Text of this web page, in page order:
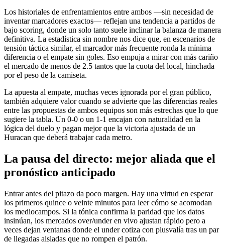
Los historiales de enfrentamientos entre ambos —sin necesidad de
inventar marcadores exactos— reflejan una tendencia a partidos de
bajo scoring, donde un solo tanto suele inclinar la balanza de manera
definitiva. La estadística sin nombre nos dice que, en escenarios de
tensión táctica similar, el marcador más frecuente ronda la mínima
diferencia o el empate sin goles. Eso empuja a mirar con más cariño
el mercado de menos de 2.5 tantos que la cuota del local, hinchada
por el peso de la camiseta.
La apuesta al empate, muchas veces ignorada por el gran público,
también adquiere valor cuando se advierte que las diferencias reales
entre las propuestas de ambos equipos son más estrechas que lo que
sugiere la tabla. Un 0-0 o un 1-1 encajan con naturalidad en la
lógica del duelo y pagan mejor que la victoria ajustada de un
Huracan que deberá trabajar cada metro.
La pausa del directo: mejor aliada que el
pronóstico anticipado
Entrar antes del pitazo da poco margen. Hay una virtud en esperar
los primeros quince o veinte minutos para leer cómo se acomodan
los mediocampos. Si la tónica confirma la paridad que los datos
insinúan, los mercados over/under en vivo ajustan rápido pero a
veces dejan ventanas donde el under cotiza con plusvalía tras un par
de llegadas aisladas que no rompen el patrón.